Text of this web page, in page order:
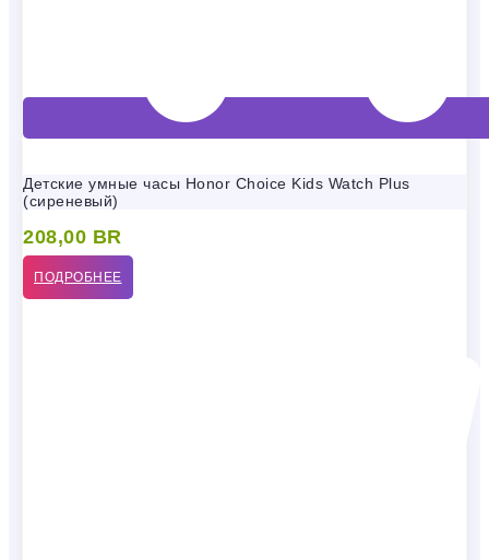
Детские умные часы Honor Choice Kids Watch Plus
(сиреневый)
208,00 BR
ПОДРОБНЕЕ